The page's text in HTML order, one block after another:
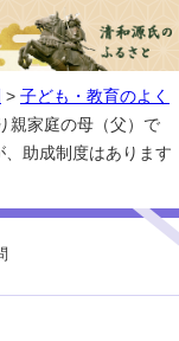
> 子ども・教育のよく
親家庭の母（父）で
助成制度はあります